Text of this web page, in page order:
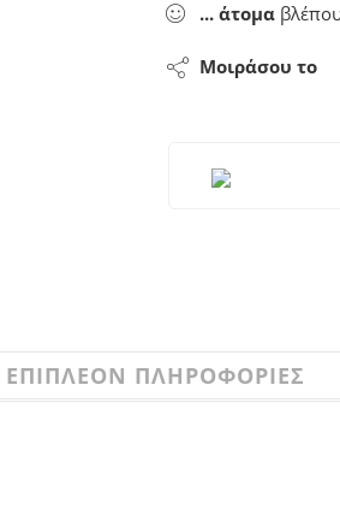
... άτομα
Μοιράσου το
ΕΠΙΠΛΈΟΝ ΠΛΗΡΟΦΟΡΊΕΣ